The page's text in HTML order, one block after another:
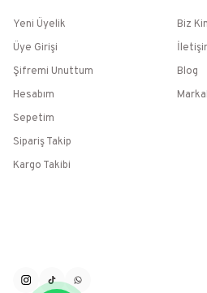
Yeni Üyelik
Üye Girişi
Şifremi Unuttum
Hesabım
Sepetim
Sipariş Takip
Kargo Takibi
Biz
Blog